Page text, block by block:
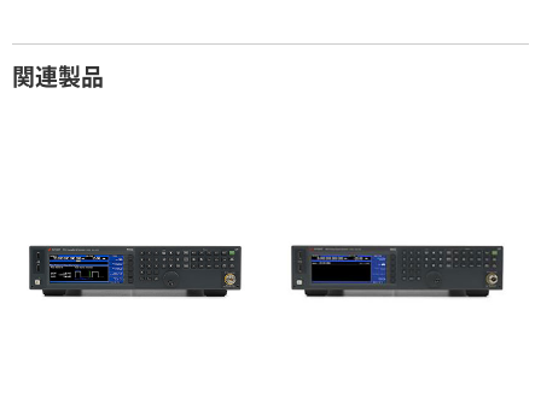
3ヶ月 80％（割引率20％）
4ヶ月 75％（割引率25％）
関連製品